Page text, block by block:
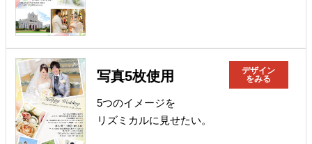
写真5枚使用
デザイン
をみる
5つのイメージを
リズミカルに見せたい。